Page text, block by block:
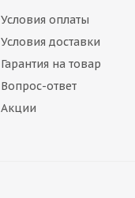
Условия оплаты
Условия доставки
Гарантия на товар
Вопрос-ответ
Акции